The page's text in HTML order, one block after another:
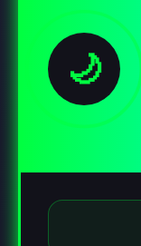
🌙